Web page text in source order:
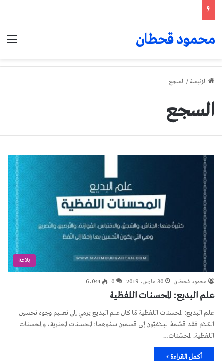
محمود قحطان
الرّئيسة / السجع
السجع
بلاغة
محمود قحطان 30 مارس، 2019 0 6٬044
علم البديع: المحسنات اللفظية
علم البديع: المحسنات اللفظية مّا كان علم البديع يرمي إلى تعليم وجوه تحسين
الكلام فقد قسّمهُ البلاغيّون إلى قسمين سمّوهما: المحسنات المعنوية، والمحسنات
اللفظية. المحسّنات…
أكمل القراءة »